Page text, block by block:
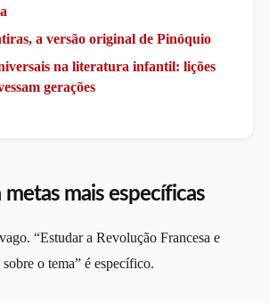
a versão original de Pinóquio
na literatura infantil: lições
gerações
metas mais específicas
“Estudar a Revolução Francesa e
o tema” é específico.